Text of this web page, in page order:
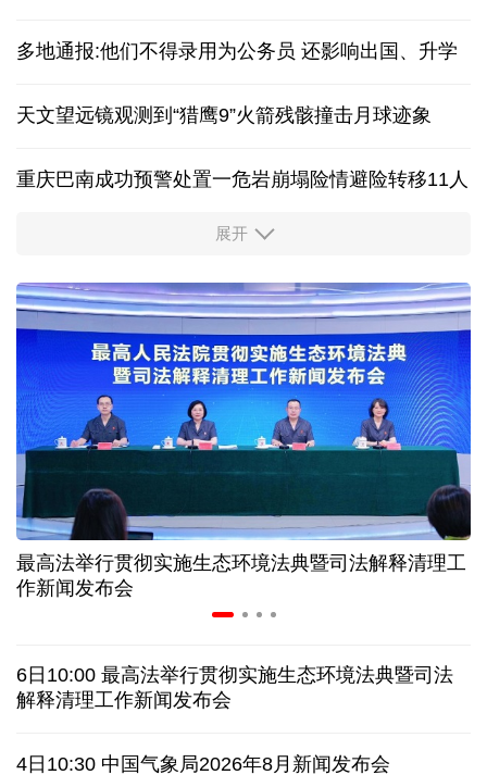
多地通报:他们不得录用为公务员 还影响出国、升学
天文望远镜观测到“猎鹰9”火箭残骸撞击月球迹象
重庆巴南成功预警处置一危岩崩塌险情避险转移11人
“新”意盎然，外资机构持续看好中国经济
中证协召开国际业务委员会主任委员（扩大）会议
我国首个银行业数据出境负面清单备案案例落地北京
科创转型到全球布局 上海出台规划让民企敢闯敢投
合肥"人工智能+"多场景落地 千行百业装上智慧引擎
宇树科技战略配售名单公布:DeepSeek、腾讯等在列
俄外交部说日本加速"再军事化"扰乱地区及全球安全
被曝酒驾、盗窃、猥亵等 日本自卫队多人遭受处分
展开
最高法举行贯彻实施生态环境法典暨司法解释清理工
作新闻发布会
6日10:00 最高法举行贯彻实施生态环境法典暨司法
解释清理工作新闻发布会
4日10:30 中国气象局2026年8月新闻发布会